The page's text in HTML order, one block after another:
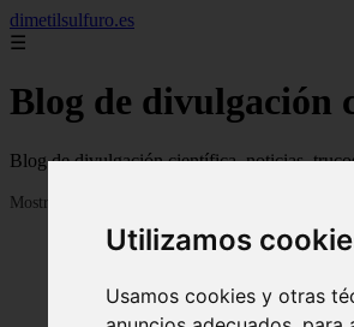
Utilizamos
Usamos cookies y otras
dimetilsulfuro.es
☰
Blog de divulgación
Blog de divulgación científica, noticias,
Mostrando 1 - 24 de 907 artículos